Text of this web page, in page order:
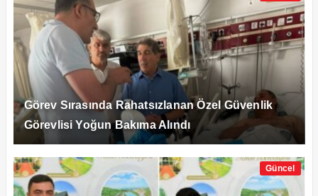
Görev Sırasında Rahatsızlanan Özel Güvenlik
Görevlisi Yoğun Bakıma Alındı
Güncel